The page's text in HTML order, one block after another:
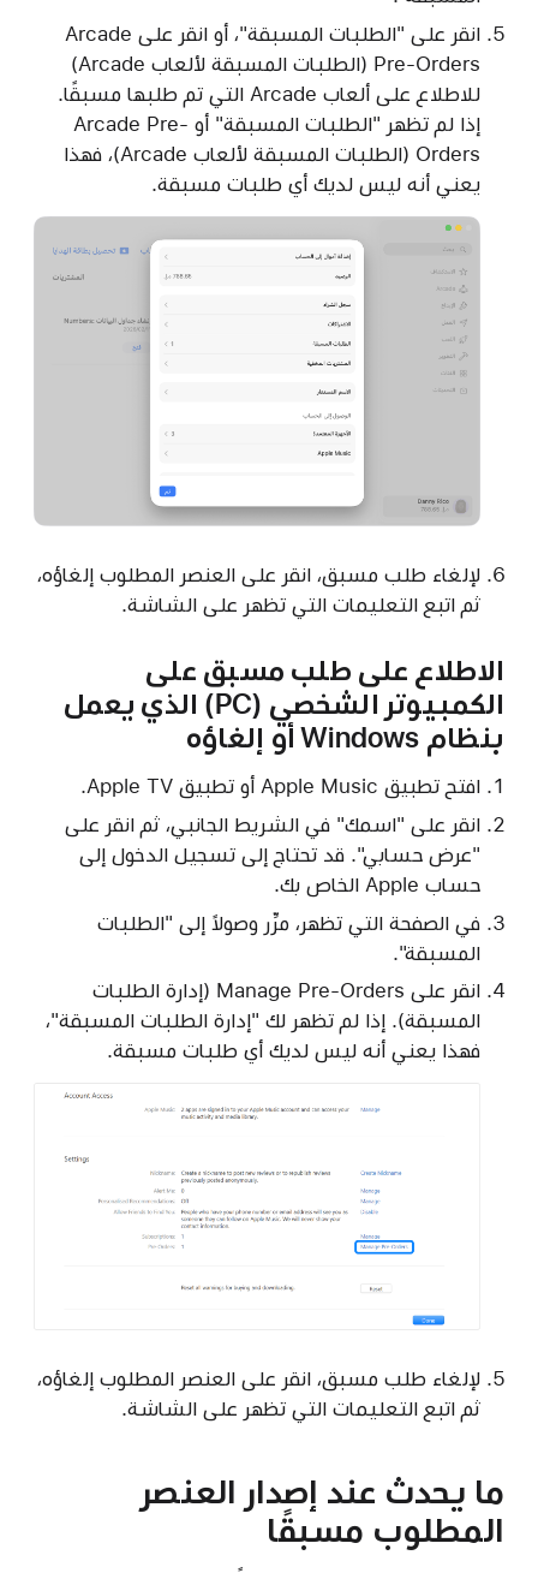
انقر على "الطلبات المسبقة"، أو انقر على Arcade
Pre-Orders (الطلبات المسبقة لألعاب Arcade)
للاطلاع على ألعاب Arcade التي تم طلبها مسبقًا.
إذا لم تظهر "الطلبات المسبقة" أو Arcade Pre-
Orders (الطلبات المسبقة لألعاب Arcade)، فهذا
يعني أنه ليس لديك أي طلبات مسبقة.
لإلغاء طلب مسبق، انقر على العنصر المطلوب إلغاؤه،
ثم اتبع التعليمات التي تظهر على الشاشة.
الاطلاع على طلب مسبق على
الكمبيوتر الشخصي (PC) الذي يعمل
بنظام Windows أو إلغاؤه
افتح تطبيق Apple Music أو تطبيق Apple TV.
انقر على "اسمك" في الشريط الجانبي، ثم انقر على
"عرض حسابي". قد تحتاج إلى تسجيل الدخول إلى
حساب Apple الخاص بك.
في الصفحة التي تظهر، مرِّر وصولاً إلى "الطلبات
المسبقة".
انقر على Manage Pre-Orders (إدارة الطلبات
المسبقة). إذا لم تظهر لك "إدارة الطلبات المسبقة"،
فهذا يعني أنه ليس لديك أي طلبات مسبقة.
لإلغاء طلب مسبق، انقر على العنصر المطلوب إلغاؤه،
ثم اتبع التعليمات التي تظهر على الشاشة.
ما يحدث عند إصدار العنصر
المطلوب مسبقًا